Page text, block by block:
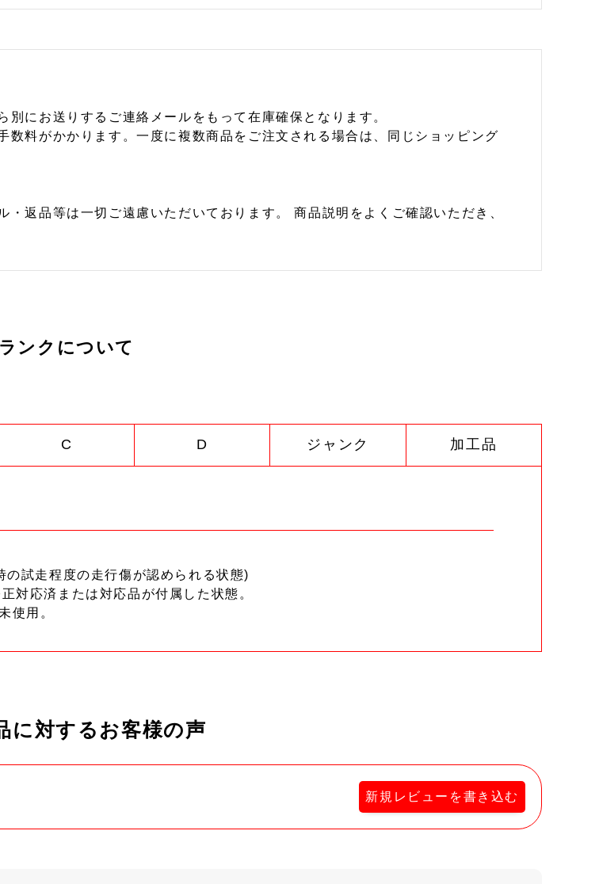
にお送りするご連絡メールをもって在庫確保となります。
数料がかかります。一度に複数商品をご注文される場合は、同じショッピング
返品等は一切ご遠慮いただいております。 商品説明をよくご確認いただき、
ランクについて
C D ジャンク 加工品
試走程度の走行傷が認められる状態)
対応済または対応品が付属した状態。
使用。
に対するお客様の声
新規レビューを書き込む